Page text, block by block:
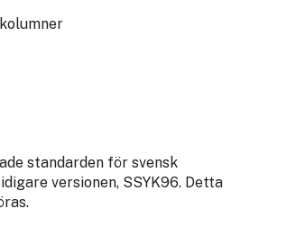
standarden för svensk
versionen, SSYK96. Detta